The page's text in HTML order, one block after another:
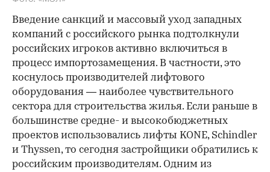
Введение санкций и массовый уход западных
компаний с российского рынка подтолкнули
российских игроков активно включиться в
процесс импортозамещения. В частности, это
коснулось производителей лифтового
оборудования — наиболее чувствительного
сектора для строительства жилья. Если раньше в
большинстве средне- и высокобюджетных
проектов использовались лифты KONE, Schindler
и Thyssen, то сегодня застройщики обратились к
российским производителям. Одним из